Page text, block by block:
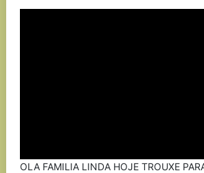
OLA FAMILIA LINDA HOJE TROUXE